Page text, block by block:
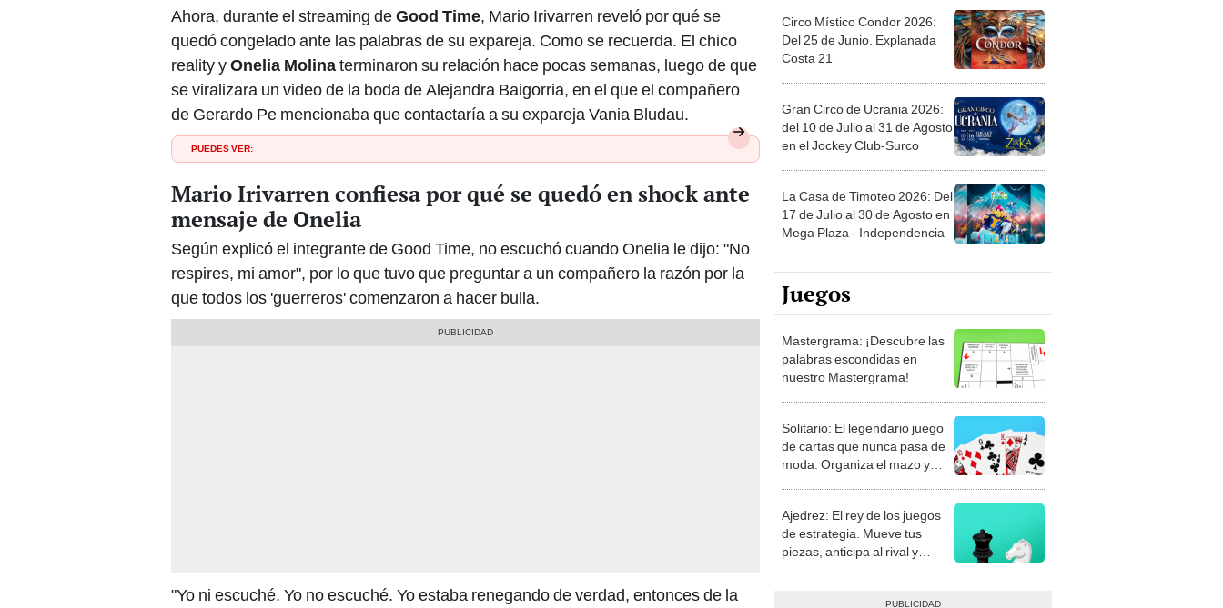
Ahora, durante el streaming deGood Time, Mario Irivarren reveló por qué se
quedó congelado ante las palabras de su expareja. Como se recuerda. El chico
reality yOnelia Molinaterminaron su relación hace pocas semanas, luego de que
se viralizara un video de la boda de Alejandra Baigorria, en el que el compañero
de Gerardo Pe mencionaba que contactaría a su expareja Vania Bludau.
PUEDES VER:
Mario Irivarren confiesa por qué se quedó en shock ante
mensaje de Onelia
Según explicó el integrante de Good Time, no escuchó cuando Onelia le dijo: "No
respires, mi amor", por lo que tuvo que preguntar a un compañero la razón por la
que todos los 'guerreros' comenzaron a hacer bulla.
"Yo ni escuché. Yo no escuché. Yo estaba renegando de verdad, entonces de la
Circo Místico Condor 2026:
Del 25 de Junio. Explanada
Costa 21
Gran Circo de Ucrania 2026:
del 10 de Julio al 31 de Agosto
en el Jockey Club-Surco
La Casa de Timoteo 2026: Del
17 de Julio al 30 de Agosto en
Mega Plaza - Independencia
Juegos
Mastergrama: ¡Descubre las
palabras escondidas en
nuestro Mastergrama!
Solitario: El legendario juego
de cartas que nunca pasa de
moda. Organiza el mazo y
Ajedrez: El rey de los juegos
de estrategia. Mueve tus
piezas, anticipa al rival y